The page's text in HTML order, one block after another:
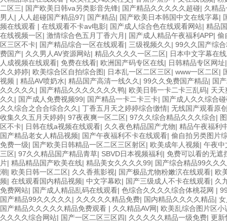
二区三| 国产欧美日韩va另类影音先锋| 国产精品久久久久久超碰| 久精
男人 | 人人超碰国产精品97| 国产精品| 国产欧美日本韩国中文在线字幕|
频在线观看 | 在线观看不卡av电影| 国产成人综合色在线观看网站| 精品
在线视频一区| 激情综合色五月丁香六月 | 国产成人精品午夜福利APP| 偷
区三区不卡| 国产精品综合一区在线观看| 三级视频久久 | 99久久国产综
费国产| 久久男人AV资源网站| 精品久久久久一区二区| 日本中文字幕在
人成视频在线观看| 免费在线看| 欧洲国产码专区在线| 日韩精品专区网址
久久婷婷| 欧美综合区自拍综合图| 日本乱一区二区三区| www一区二区|
视频 | 精品AV喷奶水| 精品国产高清一线久久 | 99久久免费国产精品| 国
久久久久久 | 国产精品久久久久久久久鸭| 欧美日韩一卡二卡三乱码| 天天
久久 | 国产成人免费视频99| 国产精品一卡二卡三卡| 国产成人久久综合
久久综合之合合综合久久 | 丁香五月天之婷婷综合缴情| 无线国产观看原
收集久久五月天婷婷| 97夜夜爽一区二区| 97久久综合精品久久久综合|
区不卡| 日韩在线a视频在线观看| 久久夜色精品国产尤物| 精品午夜福利
国产精品老女人精品视频| 国产午夜福利不卡在线观看| 偷自拍另类图片
免费一级| 国产欧美日韩精品一区二区三区射区| 欧美成年人视频| 午夜中
三区| 97久久精品国产精品青草| SBVD日本视频福利 | 免费可以看的无遮
片| 精品精品国产欧美在线| 精品美女久久久久99| 国产综合精品99久久
潮| 欧美日韩一区二区| 久久香蕉影视| 国产极品尤物粉嫩泬在线观看| 欧
频| 在线观看国内精品视频| 中文字幕欧| 国产三级成人不卡在线观看| 久
免费网站| 国产成人精品乱码在线观看| 色综合久久久久综合体桃花网 |
国产精品99久久久久久 | 久久久久久精品免费| 国内精品久久久久精品|
国产精品久久久久久精品免费观看 | 久久精品AV网| 欧美乱综合图片区小
久久久久综合网站| 国产一区二区三区四| 久久久久久精品一级免费| 更新